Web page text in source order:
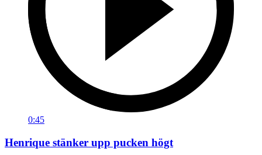
0:45
Henrique stänker upp pucken högt